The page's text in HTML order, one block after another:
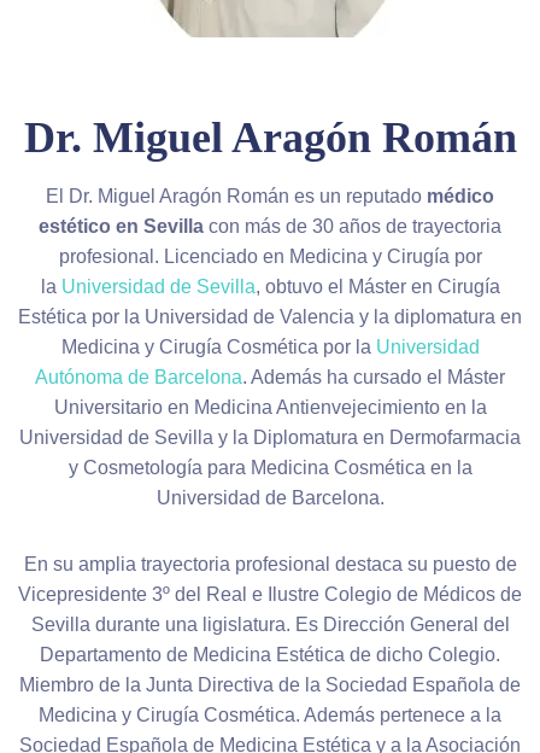
Dr. Miguel Aragón Román
El Dr. Miguel Aragón Román es un reputado médico
estético en Sevilla con más de 30 años de trayectoria
profesional. Licenciado en Medicina y Cirugía por
la Universidad de Sevilla, obtuvo el Máster en Cirugía
Estética por la Universidad de Valencia y la diplomatura en
Medicina y Cirugía Cosmética por la Universidad
Autónoma de Barcelona. Además ha cursado el Máster
Universitario en Medicina Antienvejecimiento en la
Universidad de Sevilla y la Diplomatura en Dermofarmacia
y Cosmetología para Medicina Cosmética en la
Universidad de Barcelona.
En su amplia trayectoria profesional destaca su puesto de
Vicepresidente 3º del Real e Ilustre Colegio de Médicos de
Sevilla durante una ligislatura. Es Dirección General del
Departamento de Medicina Estética de dicho Colegio.
Miembro de la Junta Directiva de la Sociedad Española de
Medicina y Cirugía Cosmética. Además pertenece a la
Sociedad Española de Medicina Estética y a la Asociación